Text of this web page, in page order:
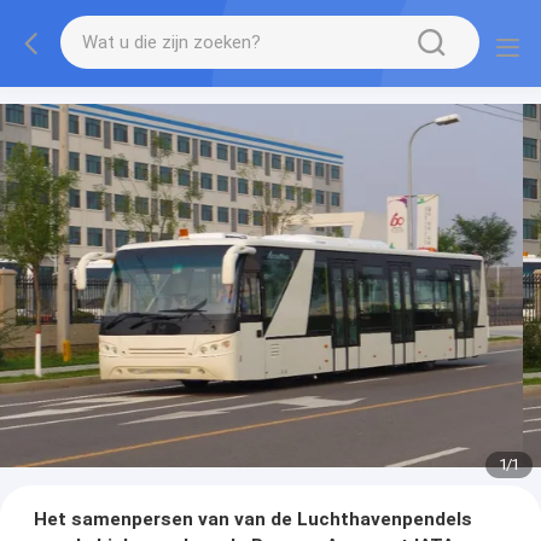
1/1
Het samenpersen van van de Luchthavenpendels